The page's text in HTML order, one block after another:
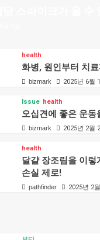
health
화병, 원인부터 치
bizmark 2025년 6월
Issue health
오십견에 좋은 운동
bizmark 2025년 2월
health
달걀 장조림을 이렇
손실 제로!
pathfinder 2025년 2